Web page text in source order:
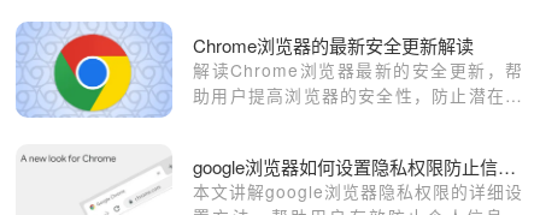
Chrome浏览器的最新安全更新解读
解读Chrome浏览器最新的安全更新，帮
助用户提高浏览器的安全性，防止潜在风
google浏览器如何设置隐私权限防止信息泄露教程
本文讲解google浏览器隐私权限的详细设